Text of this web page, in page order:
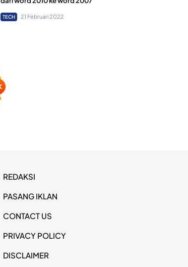
TECH 21 Februari 2022
REDAKSI
PASANG IKLAN
CONTACT US
PRIVACY POLICY
DISCLAIMER